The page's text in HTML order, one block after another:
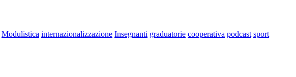
Modulistica internazionalizzazione Insegnanti graduatorie cooperativa podcast sport